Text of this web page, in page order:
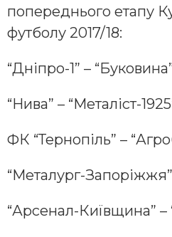
попереднього етапу
футболу 2017/18:
“Дніпро-1” –
“Нива” – “Металіст-
ФК “Тернопіль” –
“Металург-Запоріжжя”
“Арсенал-Київщина” –